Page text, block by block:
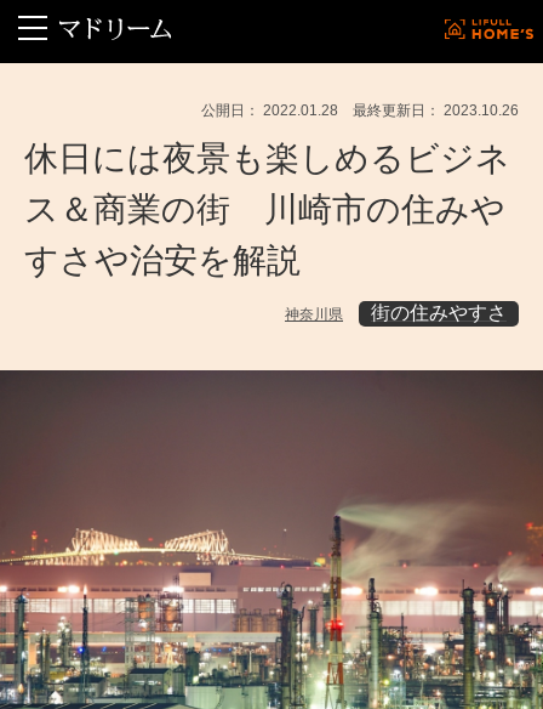
公開日： 2022.01.28 最終更新日： 2023.10.26
休日には夜景も楽しめるビジネ
ス＆商業の街 川崎市の住みや
すさや治安を解説
神奈川県 街の住みやすさ